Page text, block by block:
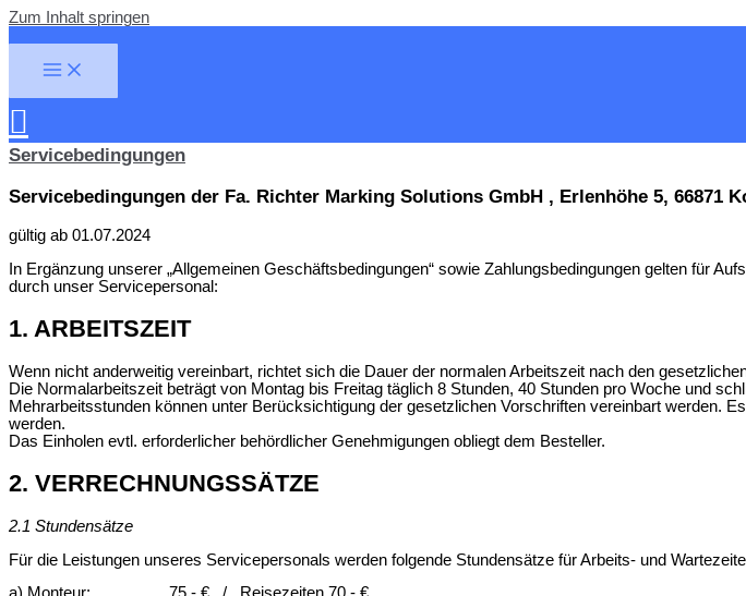
Zum Inhalt springen
Servicebedingungen
Servicebedingungen der Fa. Richter Marking Solutions GmbH , Erlenhöhe 5, 66871
gültig ab 01.07.2024
In Ergänzung unserer „Allgemeinen Geschäftsbedingungen“ sowie Zahlungsbedingungen gelten für
durch unser Servicepersonal:
1. ARBEITSZEIT
Wenn nicht anderweitig vereinbart, richtet sich die Dauer der normalen Arbeitszeit nach den
Die Normalarbeitszeit beträgt von Montag bis Freitag täglich 8 Stunden, 40 Stunden pro Woche und
Mehrarbeitsstunden können unter Berücksichtigung der gesetzlichen Vorschriften vereinbart werden.
werden.
Das Einholen evtl. erforderlicher behördlicher Genehmigungen obliegt dem Besteller.
2. VERRECHNUNGSSÄTZE
2.1 Stundensätze
Für die Leistungen unseres Servicepersonals werden folgende Stundensätze für Arbeits- und